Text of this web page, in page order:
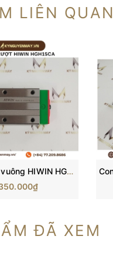
LIÊN QUAN
Con trượt vuông HIWIN HGH15CA (61.4x34x28mm)
ĐÃ XEM